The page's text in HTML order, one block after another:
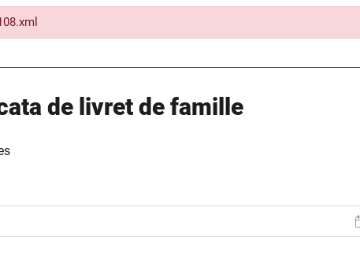
de livret de famille